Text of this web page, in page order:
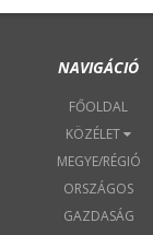
NAVIGÁCIÓ
FŐOLDAL
KÖZÉLET
MEGYE/RÉGIÓ
ORSZÁGOS
GAZDASÁG